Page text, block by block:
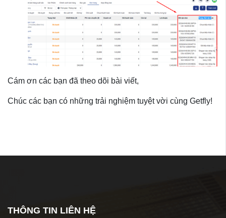
Cám ơn các bạn đã theo dõi bài viết,
Chúc các bạn có những trải nghiệm tuyệt vời cùng Getfly!
THÔNG TIN LIÊN HỆ